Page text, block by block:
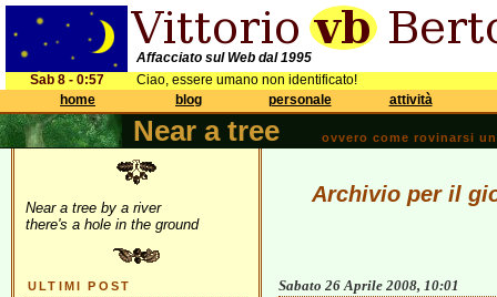
Affacciato sul Web dal 1995
Sab 8 - 0:57
Ciao, essere umano non identificato!
home
blog personale attività
Near a tree ovvero come rovinarsi
Near a tree by a river
there's a hole in the ground
ULTIMI POST
Archivio per il
Sabato 26 Aprile 2008, 10:01